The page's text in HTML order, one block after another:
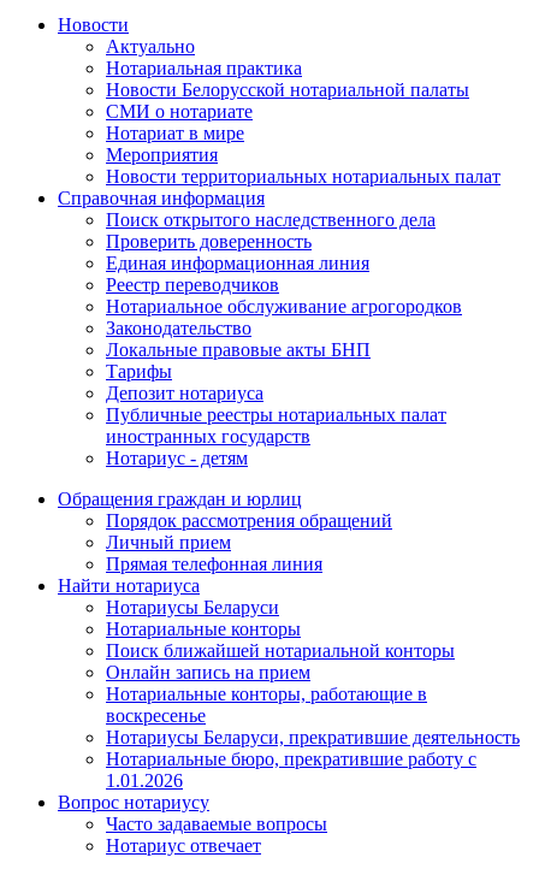
Новости
Актуально
Нотариальная практика
Новости Белорусской нотариальной палаты
СМИ о нотариате
Нотариат в мире
Мероприятия
Новости территориальных нотариальных палат
Справочная информация
Поиск открытого наследственного дела
Проверить доверенность
Единая информационная линия
Реестр переводчиков
Нотариальное обслуживание агрогородков
Законодательство
Локальные правовые акты БНП
Тарифы
Депозит нотариуса
Публичные реестры нотариальных палат
иностранных государств
Нотариус - детям
Обращения граждан и юрлиц
Порядок рассмотрения обращений
Личный прием
Прямая телефонная линия
Найти нотариуса
Нотариусы Беларуси
Нотариальные конторы
Поиск ближайшей нотариальной конторы
Онлайн запись на прием
Нотариальные конторы, работающие в
воскресенье
Нотариусы Беларуси, прекратившие деятельность
Нотариальные бюро, прекратившие работу с
1.01.2026
Вопрос нотариусу
Часто задаваемые вопросы
Нотариус отвечает